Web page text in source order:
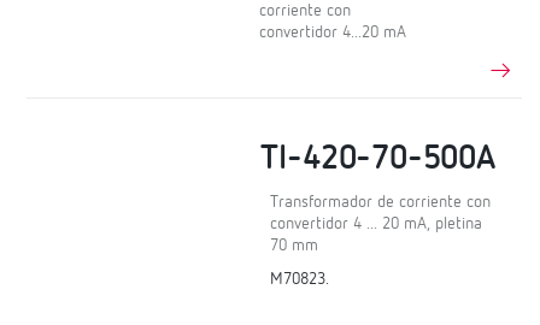
corriente con
convertidor 4...20 mA
TI-420-70-500A
Transformador de corriente con
convertidor 4 ... 20 mA, pletina
70 mm
M70823.